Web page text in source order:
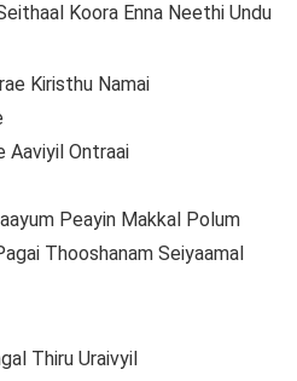
Koora Enna Neethi Undu
Kiristhu Namai
Aaviyil Ontraai
Peayin Makkal Polum
Thooshanam Seiyaamal
Thiru Uraivyil